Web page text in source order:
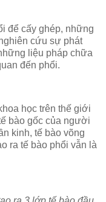
để cấy ghép, những
cứu sự phát
liệu pháp chữa
đến phổi.
học trên thế giới
bào gốc của người
kinh, tế bào võng
ra tế bào phổi vẫn là